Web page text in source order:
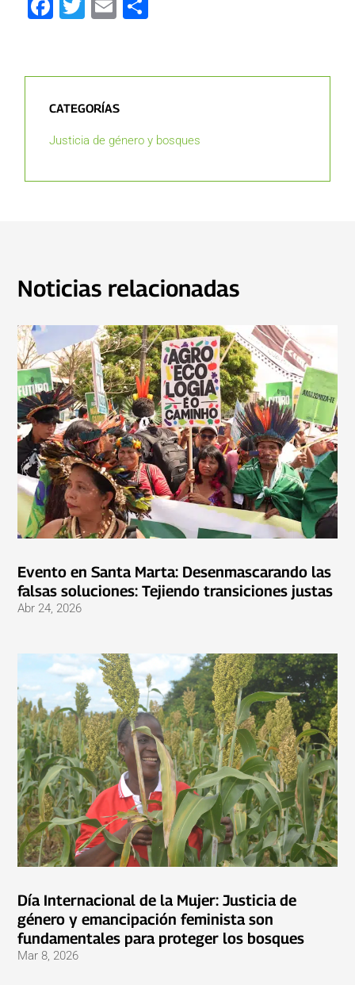
Facebook
Twitter
Email
CATEGORÍAS
Justicia de género y bosques
Noticias relacionadas
Evento en Santa Marta: Desenmascarando las
falsas soluciones: Tejiendo transiciones justas
Abr 24, 2026
Día Internacional de la Mujer: Justicia de
género y emancipación feminista son
fundamentales para proteger los bosques
Mar 8, 2026